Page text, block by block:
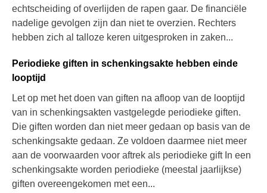
echtscheiding of overlijden de rapen gaar. De financiële
nadelige gevolgen zijn dan niet te overzien. Rechters
hebben zich al talloze keren uitgesproken in zaken...
Periodieke giften in schenkingsakte hebben einde
looptijd
Let op met het doen van giften na afloop van de looptijd
van in schenkingsakten vastgelegde periodieke giften.
Die giften worden dan niet meer gedaan op basis van de
schenkingsakte gedaan. Ze voldoen daarmee niet meer
aan de voorwaarden voor aftrek als periodieke gift In een
schenkingsakte worden periodieke (meestal jaarlijkse)
giften overeengekomen met een...